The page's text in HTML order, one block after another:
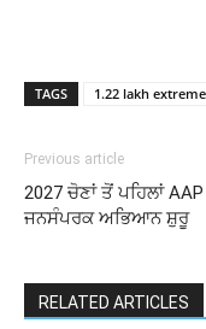
TAGS 1.22 lakh
Previous article
2027 ਚੋਣਾਂ ਤੋਂ ਪਹਿਲਾਂ AAP
ਜਨਸੰਪਰਕ ਅਭਿਆਨ ਸ਼ੁਰੂ
RELATED ARTICLES